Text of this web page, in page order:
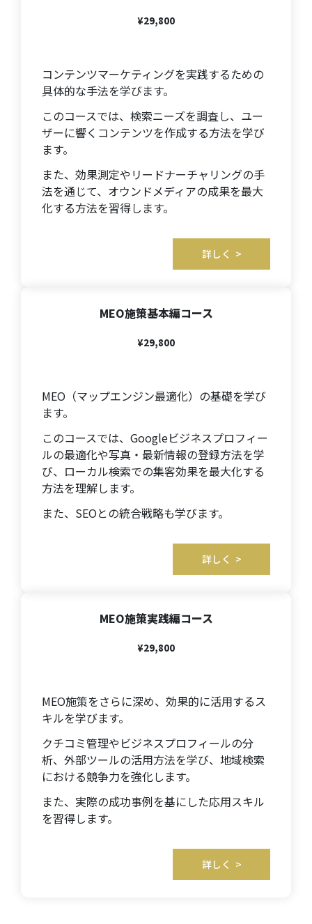
¥29,800
コンテンツマーケティングを実践するための
具体的な手法を学びます。
このコースでは、検索ニーズを調査し、ユー
ザーに響くコンテンツを作成する方法を学び
ます。
また、効果測定やリードナーチャリングの手
法を通じて、オウンドメディアの成果を最大
化する方法を習得します。
詳しく >
MEO施策基本編コース
¥29,800
MEO（マップエンジン最適化）の基礎を学び
ます。
このコースでは、Googleビジネスプロフィー
ルの最適化や写真・最新情報の登録方法を学
び、ローカル検索での集客効果を最大化する
方法を理解します。
また、SEOとの統合戦略も学びます。
詳しく >
MEO施策実践編コース
¥29,800
MEO施策をさらに深め、効果的に活用するス
キルを学びます。
クチコミ管理やビジネスプロフィールの分
析、外部ツールの活用方法を学び、地域検索
における競争力を強化します。
また、実際の成功事例を基にした応用スキル
を習得します。
詳しく >